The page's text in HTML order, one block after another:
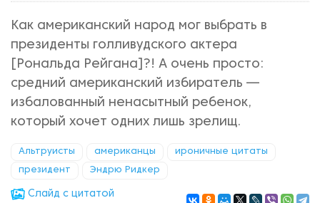
Как американский народ мог выбрать в
президенты голливудского актера
[Рональда Рейгана]?! А очень просто:
средний американский избиратель —
избалованный ненасытный ребенок,
который хочет одних лишь зрелищ.
Альтруисты американцы ироничные цитаты
президент Эндрю Ридкер
Cлайд с цитатой